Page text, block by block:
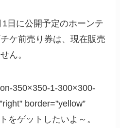
日に公開予定のホーンテ
ケ前売り券は、現在販売
ん。
350×350-1-300×300-
border=”yellow”
をゲットしたいよ～。